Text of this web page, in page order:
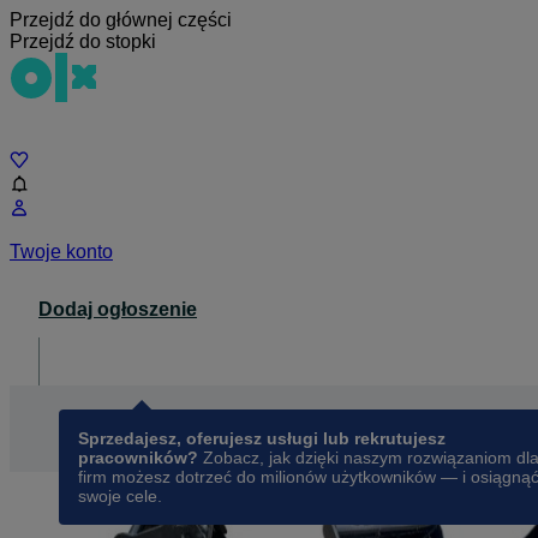
Przejdź do głównej części
Przejdź do stopki
Twoje konto
Dodaj ogłoszenie
Sprzedajesz, oferujesz usługi lub rekrutujesz
pracowników? Zobacz, jak dzięki naszym rozwiązaniom dla
firm możesz dotrzeć do milionów użytkowników — i osiągnąć
swoje cele.